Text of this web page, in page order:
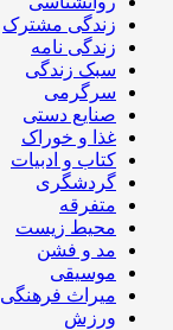
زندگی مشترک
زندگی نامه
سبک زندگی
سرگرمی
صنایع دستی
غذا و خوراک
کتاب و ادبیات
گردشگری
متفرقه
محیط زیست
مد و فشن
موسیقی
میراث فرهنگی
ورزش